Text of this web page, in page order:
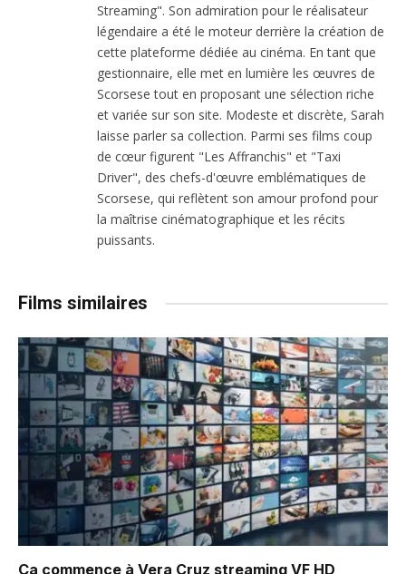
Streaming". Son admiration pour le réalisateur
légendaire a été le moteur derrière la création de
cette plateforme dédiée au cinéma. En tant que
gestionnaire, elle met en lumière les œuvres de
Scorsese tout en proposant une sélection riche
et variée sur son site. Modeste et discrète, Sarah
laisse parler sa collection. Parmi ses films coup
de cœur figurent "Les Affranchis" et "Taxi
Driver", des chefs-d'œuvre emblématiques de
Scorsese, qui reflètent son amour profond pour
la maîtrise cinématographique et les récits
puissants.
Films similaires
Ça commence à Vera Cruz streaming VF HD